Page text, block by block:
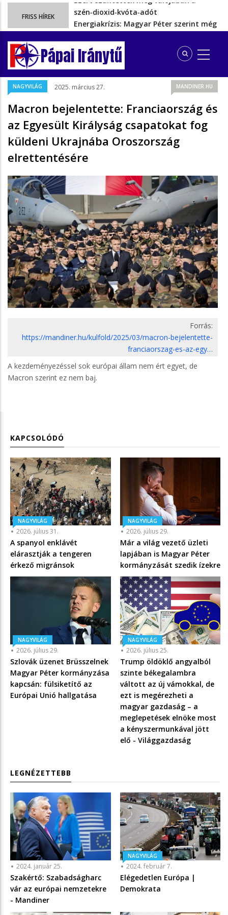
FRISS HÍREK
Energiakrízis: Magyar Péter szerint még
hetekig nem lehet…
A spanyol enklávét elárasztják a
tengeren érkező migránsok
Rétvári Bence: Magyar Péter gőzerővel
hátrál ki a tanároknak tett…
Magyar Péter rendkívüli bejelentést tett,
energia-krízishelyzet jöhet…
Ezért szüntették meg valójában a
szén‑dioxid‑kvóta‑adót
Pápai Iránytű
NAGYVILÁG 2025. március 27. MANDINER.HU
Macron bejelentette: Franciaország és
az Egyesült Királyság csapatokat fog
küldeni Ukrajnába Oroszország
elrettentésére
Forrás:
https://mandiner.hu/kulfold/2025/03/macron-bejelentette-
franciaorszag-es-az-egy…
A kezdeményezéssel sok európai állam nem ért egyet, de
Macron szerint ez nem baj.
KAPCSOLÓDÓ
NAGYVILÁG
2026. július 31.
A spanyol enklávét
elárasztják a tengeren
érkező migránsok
NAGYVILÁG
2026. július 29.
Már a világ vezető üzleti
lapjában is Magyar Péter
kormányzását szedik ízekre
NAGYVILÁG
2026. július 29.
Szlovák üzenet Brüsszelnek
Magyar Péter kormányzása
kapcsán: fülsiketítő az
Európai Unió hallgatása
NAGYVILÁG
2026. július 25.
Trump öldöklő angyalból
szinte békegalambra
váltott az új vámokkal, de
ezt is megérezheti a
magyar gazdaság – a
meglepetések elnöke most
a kényszermunkával jött
elő - Világgazdaság
LEGNÉZETTEBB
2024. január 25.
Szakértő: Szabadságharc
vár az európai nemzetekre
- Mandiner
NAGYVILÁG
2024. február 7.
Elégedetlen Európa |
Demokrata